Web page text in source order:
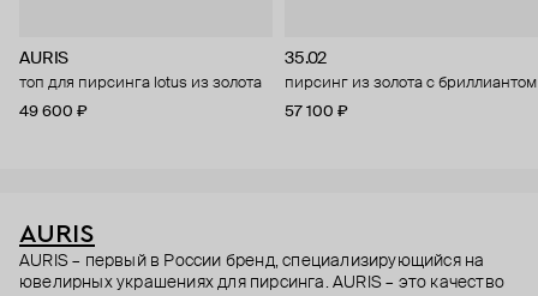
AURIS
топ для пирсинга lotus из золота
49 600 ₽
35.02
пирсинг из золота с бриллиантом
57 100 ₽
AURIS
AURIS – первый в России бренд, специализирующийся на
ювелирных украшениях для пирсинга. AURIS – это качество